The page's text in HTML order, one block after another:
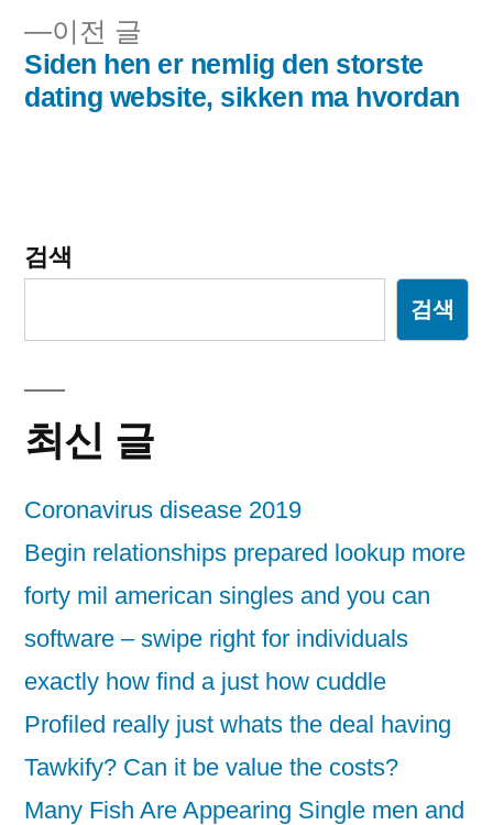
게
이
이전 글
전
글:
Siden hen er nemlig den storste
dating website, sikken ma hvordan
검색
검색
최신 글
Coronavirus disease 2019
Begin relationships prepared lookup more
forty mil american singles and you can
software – swipe right for individuals
exactly how find a just how cuddle
Profiled really just whats the deal having
Tawkify? Can it be value the costs?
Many Fish Are Appearing Single men and